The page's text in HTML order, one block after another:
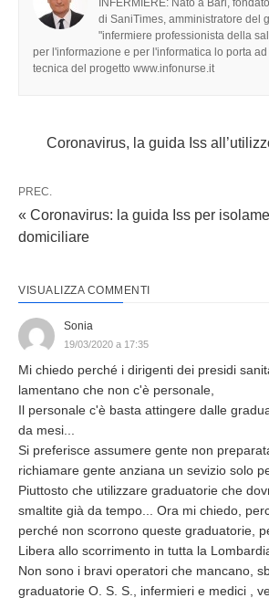
INFERMIERE: Nato a Bari,
di SaniTimes, amministratore del
"infermiere professionista della
per l'informazione e per l'informatica lo porta
tecnica del progetto www.infonurse.it
Coronavirus, la guida Iss
PREC.
« Coronavirus: la guida Iss per
domiciliare
VISUALIZZA COMMENTI
Sonia
19/03/2020 a 17:35
Mi chiedo perché i dirigenti dei presidi
lamentano che non c'è personale,
Il personale c'è basta attingere dalle
da mesi...
Si preferisce assumere gente non
richiamare gente anziana un sevizio solo
Piuttosto che utilizzare graduatorie che
smaltite già da tempo... Ora mi chiedo,
perché non scorrono queste graduatorie,
Libera allo scorrimento in tutta la
Non sono i bravi operatori che mancano,
graduatorie O. S. S., infermieri e medici ,